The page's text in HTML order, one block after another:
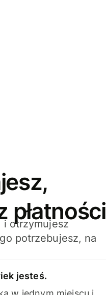
płatności
i otrzymujesz
potrzebujesz, na
jesteś.